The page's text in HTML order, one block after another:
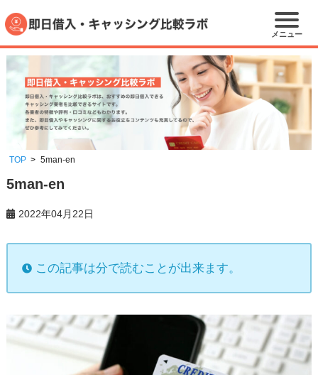
メニュー
TOP 5man-en
5man-en
2022年04月22日
この記事は分で読むことが出来ます。